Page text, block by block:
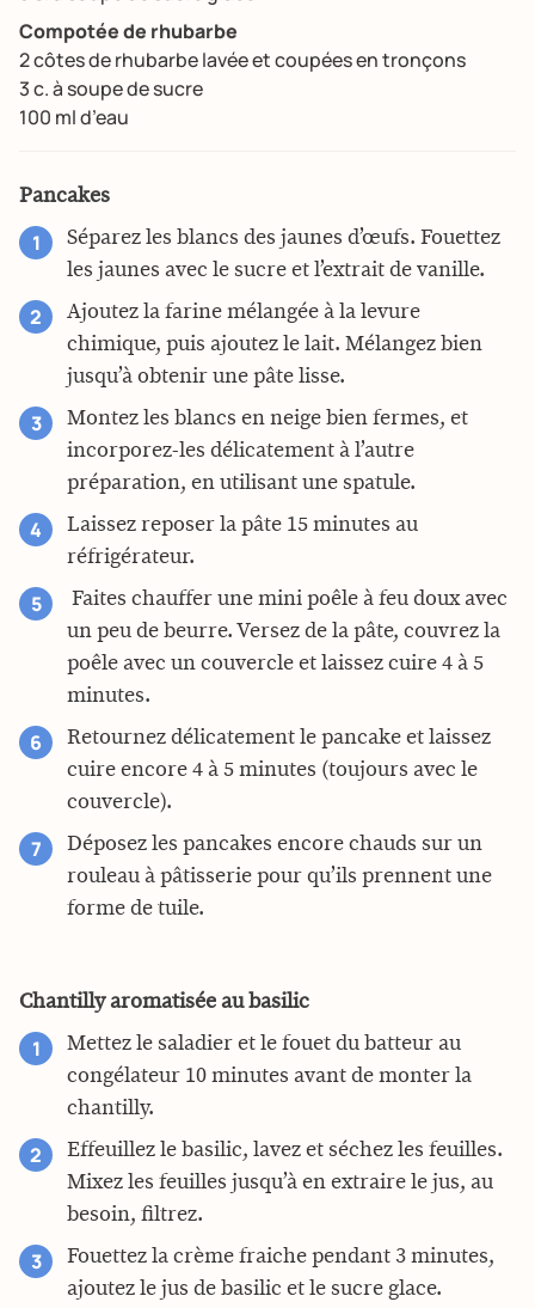
Compotée de rhubarbe
2 côtes de rhubarbe lavée et coupées en tronçons
3 c. à soupe de sucre
100 ml d’eau
Pancakes
Séparez les blancs des jaunes d’œufs. Fouettez
les jaunes avec le sucre et l’extrait de vanille.
Ajoutez la farine mélangée à la levure
chimique, puis ajoutez le lait. Mélangez bien
jusqu’à obtenir une pâte lisse.
Montez les blancs en neige bien fermes, et
incorporez-les délicatement à l’autre
préparation, en utilisant une spatule.
Laissez reposer la pâte 15 minutes au
réfrigérateur.
Faites chauffer une mini poêle à feu doux avec
un peu de beurre. Versez de la pâte, couvrez la
poêle avec un couvercle et laissez cuire 4 à 5
minutes.
Retournez délicatement le pancake et laissez
cuire encore 4 à 5 minutes (toujours avec le
couvercle).
Déposez les pancakes encore chauds sur un
rouleau à pâtisserie pour qu’ils prennent une
forme de tuile.
Chantilly aromatisée au basilic
Mettez le saladier et le fouet du batteur au
congélateur 10 minutes avant de monter la
chantilly.
Effeuillez le basilic, lavez et séchez les feuilles.
Mixez les feuilles jusqu’à en extraire le jus, au
besoin, filtrez.
Fouettez la crème fraiche pendant 3 minutes,
ajoutez le jus de basilic et le sucre glace.